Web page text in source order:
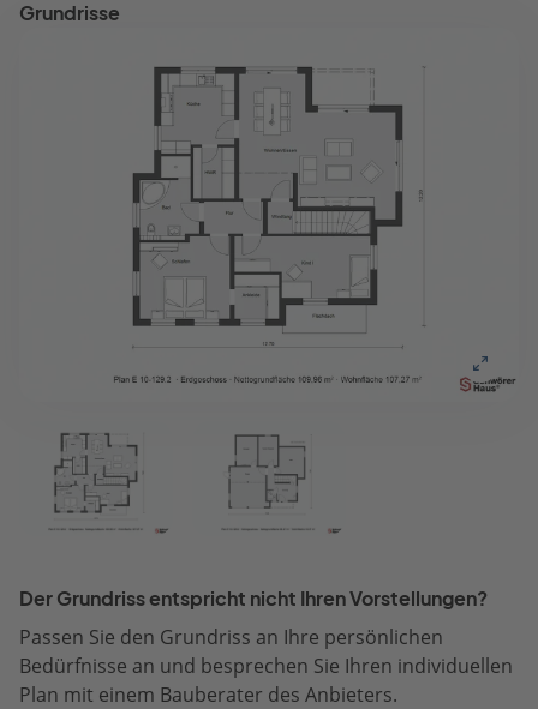
Grundrisse
Der Grundriss entspricht nicht Ihren Vorstellungen?
Passen Sie den Grundriss an Ihre persönlichen
Bedürfnisse an und besprechen Sie Ihren individuellen
Plan mit einem Bauberater des Anbieters.